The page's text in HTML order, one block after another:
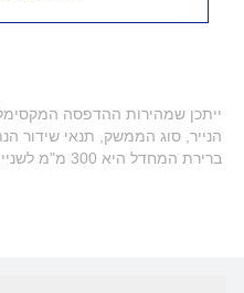
ייתכן שמהירות ההדפסה
הנייר, סוג הממשק, תנאי שידור
ברירת המחדל היא 300 מ"מ לשנייה.